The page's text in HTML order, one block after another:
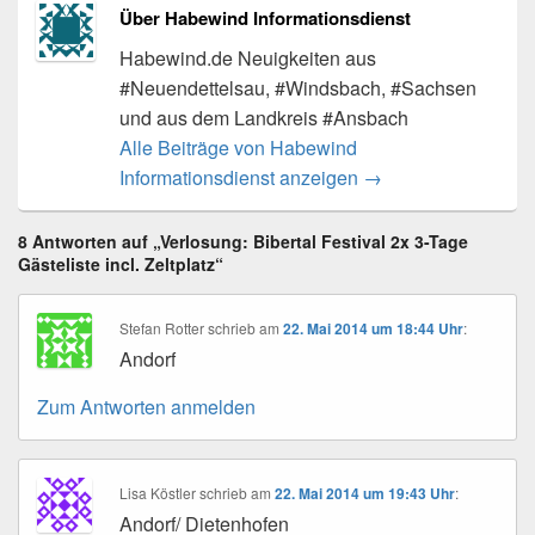
Über Habewind Informationsdienst
Habewind.de Neuigkeiten aus
#Neuendettelsau, #Windsbach, #Sachsen
und aus dem Landkreis #Ansbach
Alle Beiträge von Habewind
Informationsdienst anzeigen →
8 Antworten auf „Verlosung: Bibertal Festival 2x 3-Tage
Gästeliste incl. Zeltplatz“
Stefan Rotter schriebam22. Mai 2014 um 18:44 Uhr:
Andorf
Zum Antworten anmelden
Lisa Köstler schriebam22. Mai 2014 um 19:43 Uhr:
Andorf/ Dietenhofen